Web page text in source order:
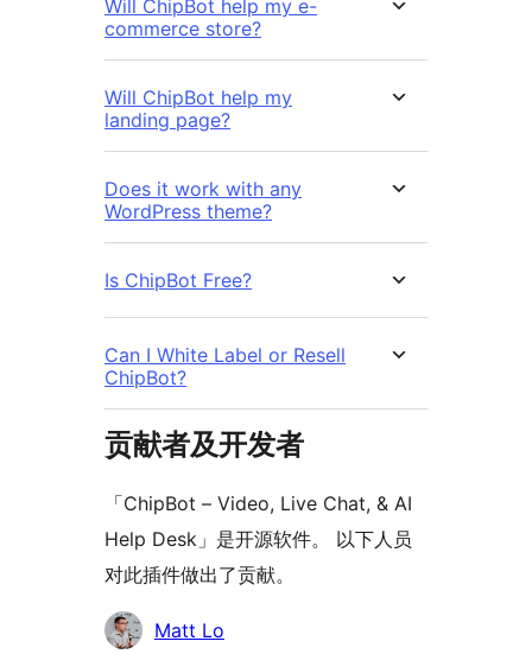
Will ChipBot help my e-
commerce store?
Will ChipBot help my
landing page?
Does it work with any
WordPress theme?
Is ChipBot Free?
Can I White Label or Resell
ChipBot?
贡献者及开发者
「ChipBot – Video, Live Chat, & AI
Help Desk」是开源软件。 以下人员
对此插件做出了贡献。
贡
Matt Lo